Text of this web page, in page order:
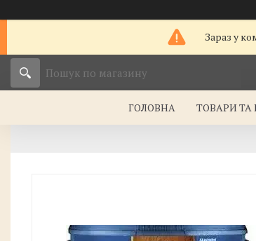
Зараз у
ГОЛОВНА ТОВАРИ ТА